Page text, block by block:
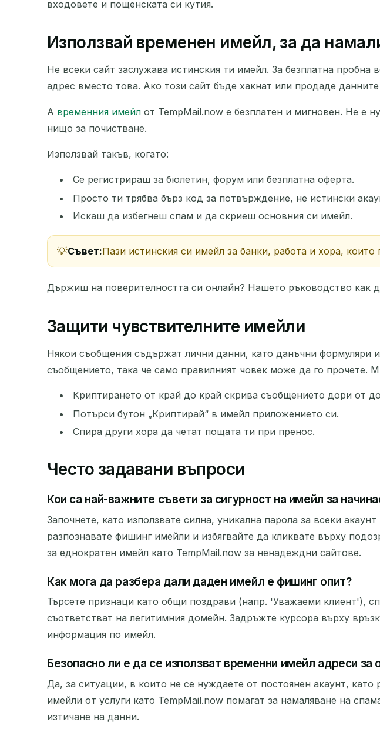
входовете и пощенската си кутия.
Използвай временен имейл, за да
Не всеки сайт заслужава истинския ти имейл. За безплатна
адрес вместо това. Ако този сайт бъде хакнат или продаде
А временния имейл от TempMail.now е безплатен и мигновен. Не е
нищо за почистване.
Използвай такъв, когато:
Се регистрираш за бюлетин, форум или безплатна оферта.
Просто ти трябва бърз код за потвърждение, не истински
Искаш да избегнеш спам и да скриеш основния си имейл.
Съвет:Пази истинския си имейл за банки, работа и хора,
Държиш на поверителността си онлайн? Нашето ръководство как
Защити чувствителните имейли
Някои съобщения съдържат лични данни, като данъчни формуляри
съобщението, така че само правилният човек може да го прочете.
Криптирането от край до край скрива съобщението дори от
Потърси бутон „Криптирай“ в имейл приложението си.
Спира други хора да четат пощата ти при пренос.
Често задавани въпроси
Кои са най-важните съвети за сигурност на имейл за
Започнете, като използвате силна, уникална парола за всеки
разпознавате фишинг имейли и избягвайте да кликвате върху
за еднократен имейл като TempMail.now за ненадеждни сайтове.
Как мога да разбера дали даден имейл е фишинг опит?
Търсете признаци като общи поздрави (напр. 'Уважаеми клиент'),
съответстват на легитимния домейн. Задръжте курсора върху
информация по имейл.
Безопасно ли е да се използват временни имейл адреси за
Да, за ситуации, в които не се нуждаете от постоянен акаунт,
имейли от услуги като TempMail.now помагат за намаляване на
изтичане на данни.